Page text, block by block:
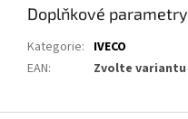
Doplňkové parametry
Kategorie: IVECO
EAN: Zvolte variantu